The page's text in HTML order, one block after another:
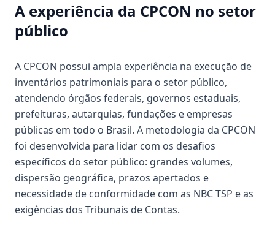
A experiência da CPCON no setor
público
A CPCON possui ampla experiência na execução de
inventários patrimoniais para o setor público,
atendendo órgãos federais, governos estaduais,
prefeituras, autarquias, fundações e empresas
públicas em todo o Brasil. A metodologia da CPCON
foi desenvolvida para lidar com os desafios
específicos do setor público: grandes volumes,
dispersão geográfica, prazos apertados e
necessidade de conformidade com as NBC TSP e as
exigências dos Tribunais de Contas.